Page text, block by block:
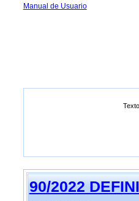
Manual de Usuario
90/2022